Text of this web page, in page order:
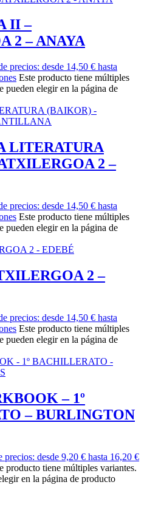
II –
2 – ANAYA
precios: desde 14,50 € hasta
Este producto tiene múltiples
pueden elegir en la página de
LITERATURA
2 –
precios: desde 14,50 € hasta
Este producto tiene múltiples
pueden elegir en la página de
2 –
precios: desde 14,50 € hasta
Este producto tiene múltiples
pueden elegir en la página de
– 1º
– BURLINGTON
precios: desde 9,20 € hasta 16,20 €
producto tiene múltiples variantes.
en la página de producto